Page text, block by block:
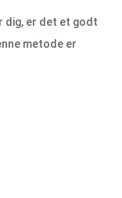
dig, er det et godt
metode er